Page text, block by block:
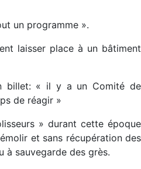
un programme ».
laisser place à un bâtiment
billet: « il y a un Comité de
de réagir »
» durant cette époque
et sans récupération des
à sauvegarde des grès.